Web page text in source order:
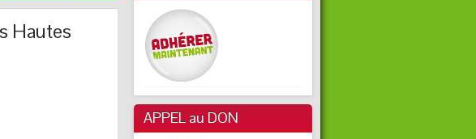
Hautes
APPEL au DON